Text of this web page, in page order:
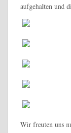
aufgehalten und
Wir freuten uns